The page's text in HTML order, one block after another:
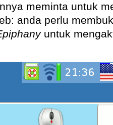
meminta untuk
anda perlu
untuk